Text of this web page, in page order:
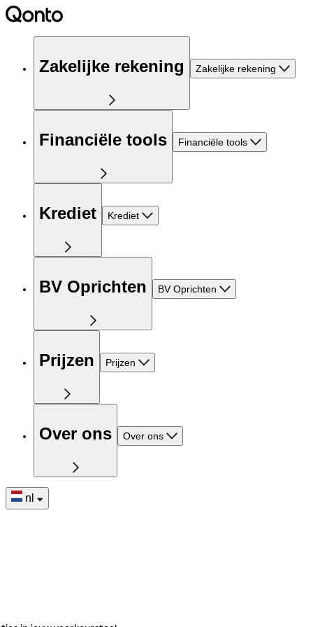
Zakelijke rekening Zakelijke rekening
Financiële tools Financiële tools
Krediet Krediet
BV Oprichten BV Oprichten
Prijzen Prijzen
Over ons Over ons
nl